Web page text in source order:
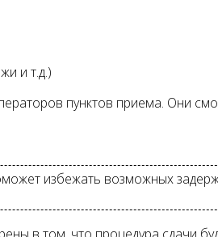
и т.д.)
пунктов приема. Они
избежать возможных